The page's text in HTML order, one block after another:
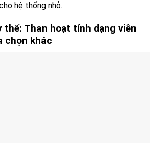
hệ thống nhỏ.
thế: Than hoạt tính dạng viên
chọn khác